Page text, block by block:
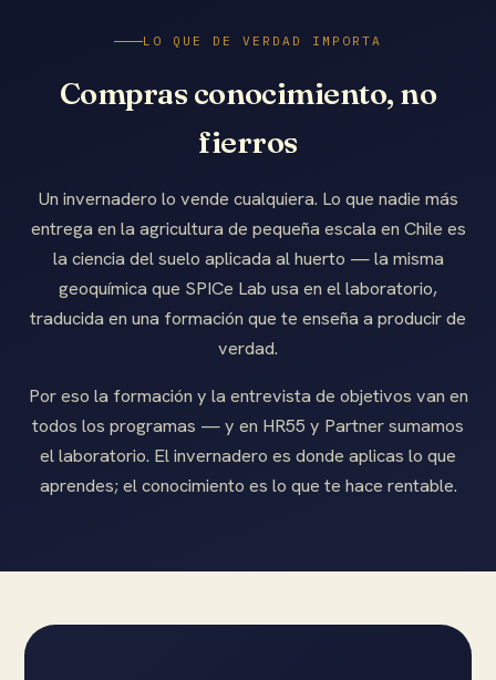
LO QUE DE VERDAD IMPORTA
Compras conocimiento, no
fierros
Un invernadero lo vende cualquiera. Lo que nadie más
entrega en la agricultura de pequeña escala en Chile es
la ciencia del suelo aplicada al huerto — la misma
geoquímica que SPICe Lab usa en el laboratorio,
traducida en una formación que te enseña a producir de
verdad.
Por eso la formación y la entrevista de objetivos van en
todos los programas — y en HR55 y Partner sumamos
el laboratorio. El invernadero es donde aplicas lo que
aprendes; el conocimiento es lo que te hace rentable.